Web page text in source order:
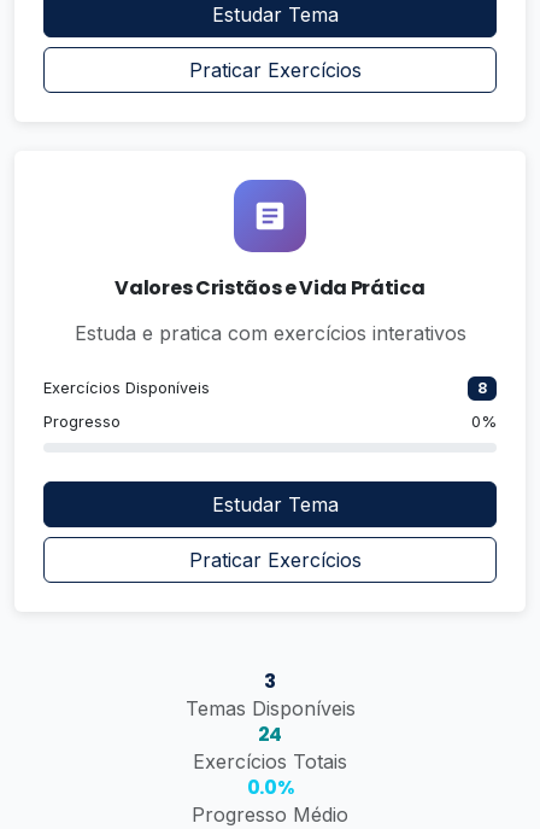
Estudar Tema
Praticar Exercícios
Valores Cristãos e Vida Prática
Estuda e pratica com exercícios interativos
Exercícios Disponíveis
8
Progresso
0%
Estudar Tema
Praticar Exercícios
3
Temas Disponíveis
24
Exercícios Totais
0.0%
Progresso Médio